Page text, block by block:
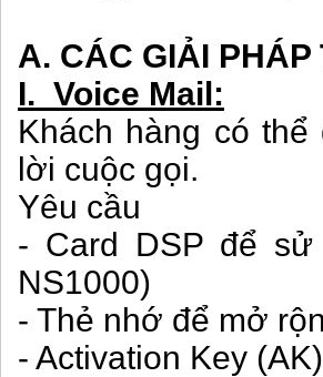
A. CÁC GIẢI PHÁP
I. Voice Mail:
Khách hàng có
lời cuộc gọi.
Yêu cầu
- Card DSP để sử
NS1000)
- Thẻ nhớ để mở
- Activation Key